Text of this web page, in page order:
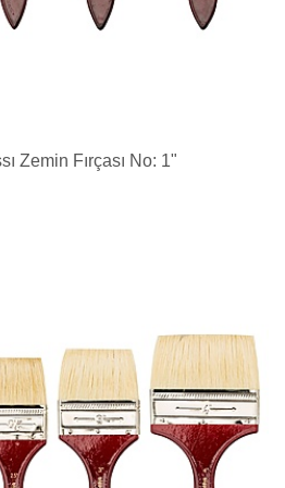
Zemin Fırçası No: 1"